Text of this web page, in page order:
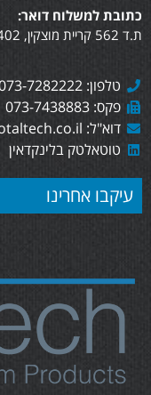
כתובת למשלוח דואר:
ת.ד 562 קריית מוצקין, 2610402
טלפון: 073-7282222
פקס: 073-7438883
דוא"ל: sales@totaltech.co.il
טוטאלטק בלינקדאין
עיקבו אחרינו